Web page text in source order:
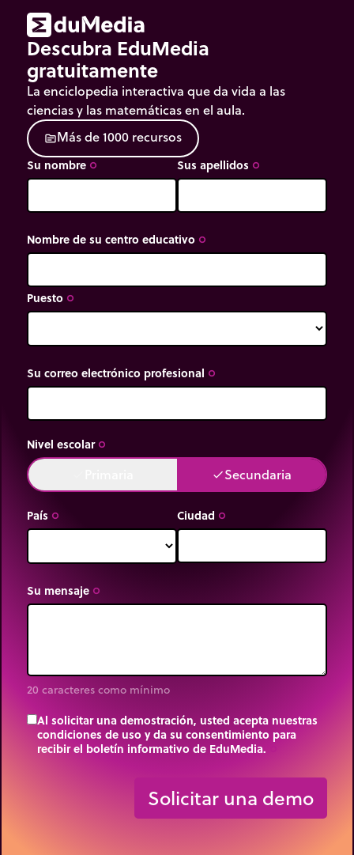
Descubra EduMedia
gratuitamente
La enciclopedia interactiva que da vida a las
ciencias y las matemáticas en el aula.
sourceMásde1000 recursos
Su nombre trip_origin Sus apellidos trip_origin
Nombre de su centro educativo trip_origin
Puesto trip_origin
Su correo electrónico profesional trip_origin
Nivel escolar trip_origin
doneSecundaria
País trip_origin Ciudad trip_origin
Su mensaje trip_origin
20 caracteres como mínimo
Al solicitar una demostración, usted acepta nuestras
condiciones de uso y da su consentimiento para
recibir el boletín informativo de EduMedia.
Solicitar una demo